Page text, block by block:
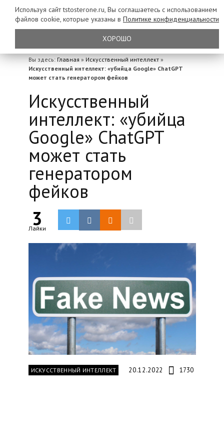
Вы здесь: Главная » Искусственный интеллект»
Искусственный интеллект: «убийца Google» ChatGPT
может стать генератором фейков
Искусственный
интеллект: «убийца
Google» ChatGPT
может стать
генератором
фейков
3
Лайки
ИСКУССТВЕННЫЙ ИНТЕЛЛЕКТ 20.12.2022 1730
Используя сайт tstosterone.ru, Вы соглашаетесь с использованием
файлов cookie, которые указаны в Политике конфиденциальности
ХОРОШО